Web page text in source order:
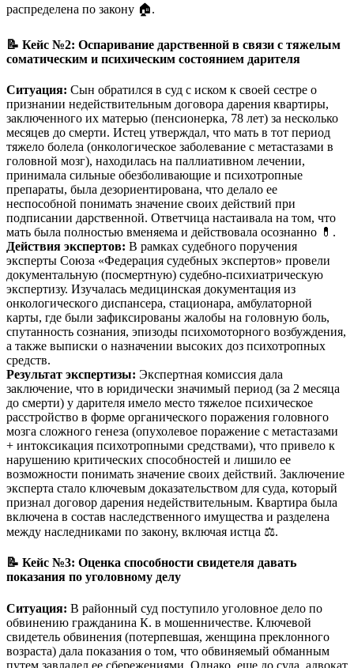
распределена по закону 🏠.
📝 Кейс №2: Оспаривание дарственной в связи с тяжелым
соматическим и психическим состоянием дарителя
Ситуация: Сын обратился в суд с иском к своей сестре о
признании недействительным договора дарения квартиры,
заключенного их матерью (пенсионерка, 78 лет) за несколько
месяцев до смерти. Истец утверждал, что мать в тот период
тяжело болела (онкологическое заболевание с метастазами в
головной мозг), находилась на паллиативном лечении,
принимала сильные обезболивающие и психотропные
препараты, была дезориентирована, что делало ее
неспособной понимать значение своих действий при
подписании дарственной. Ответчица настаивала на том, что
мать была полностью вменяема и действовала осознанно 💊.
Действия экспертов: В рамках судебного поручения
эксперты Союза «Федерация судебных экспертов» провели
документальную (посмертную) судебно-психиатрическую
экспертизу. Изучалась медицинская документация из
онкологического диспансера, стационара, амбулаторной
карты, где были зафиксированы жалобы на головную боль,
спутанность сознания, эпизоды психомоторного возбуждения,
а также выписки о назначении высоких доз психотропных
средств.
Результат экспертизы: Экспертная комиссия дала
заключение, что в юридически значимый период (за 2 месяца
до смерти) у дарителя имело место тяжелое психическое
расстройство в форме органического поражения головного
мозга сложного генеза (опухолевое поражение с метастазами
+ интоксикация психотропными средствами), что привело к
нарушению критических способностей и лишило ее
возможности понимать значение своих действий. Заключение
эксперта стало ключевым доказательством для суда, который
признал договор дарения недействительным. Квартира была
включена в состав наследственного имущества и разделена
между наследниками по закону, включая истца ⚖️.
📝 Кейс №3: Оценка способности свидетеля давать
показания по уголовному делу
Ситуация: В районный суд поступило уголовное дело по
обвинению гражданина К. в мошенничестве. Ключевой
свидетель обвинения (потерпевшая, женщина преклонного
возраста) дала показания о том, что обвиняемый обманным
путем завладел ее сбережениями. Однако, еще до суда, адвокат